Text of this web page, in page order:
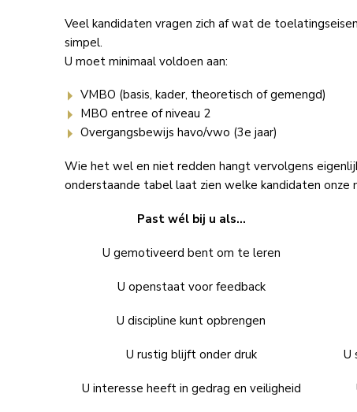
Veel kandidaten vragen zich af wat de
simpel.
U moet minimaal voldoen aan:
VMBO (basis, kader, theoretisch of gemengd)
MBO entree of niveau 2
Overgangsbewijs havo/vwo (3e jaar)
Wie het wel en niet redden hangt vervolgens
onderstaande tabel laat zien welke kandidaten
Past wél bij u als…
U gemotiveerd bent om te leren
U openstaat voor feedback
U discipline kunt opbrengen
U rustig blijft onder druk U
U interesse heeft in gedrag en veiligheid